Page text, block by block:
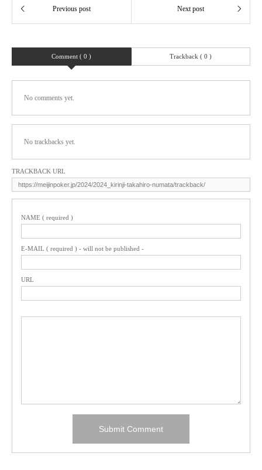
Comment ( 0 ) Trackback ( 0 )
No comments yet.
No trackbacks yet.
TRACKBACK URL
NAME ( required )
E-MAIL ( required ) - will not be published -
URL